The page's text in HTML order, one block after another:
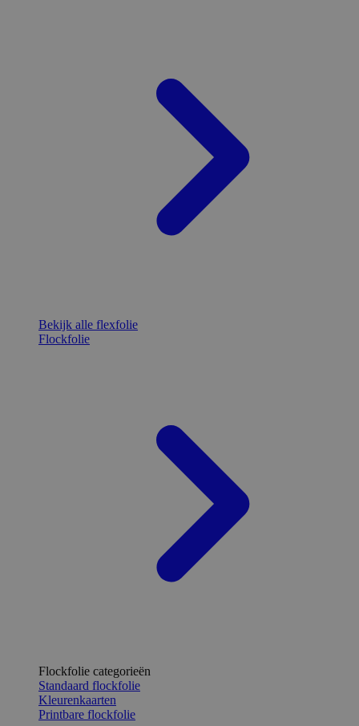
Bekijk alle flexfolie
Flockfolie
Flockfolie categorieën
Standaard flockfolie
Kleurenkaarten
Printbare flockfolie